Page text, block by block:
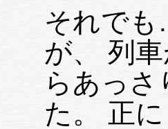
それで
が、 列車が最初のトンネルに入った
らあっ
た。 正に「あ〜あ」状態（この一点